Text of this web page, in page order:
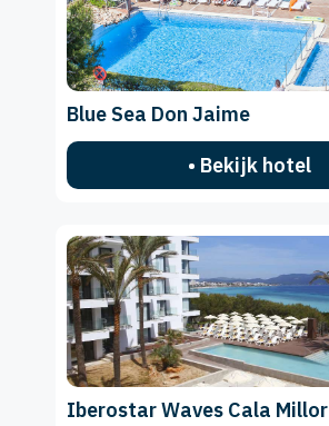
Blue Sea Don Jaime
• Bekijk hotel
Iberostar Waves Cala Millor